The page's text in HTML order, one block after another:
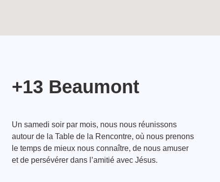
+13 Beaumont
Un samedi soir par mois, nous nous réunissons
autour de la Table de la Rencontre, où nous prenons
le temps de mieux nous connaître, de nous amuser
et de persévérer dans l’amitié avec Jésus.